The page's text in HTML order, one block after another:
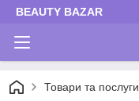
BEAUTY BAZAR
Товари та послуги